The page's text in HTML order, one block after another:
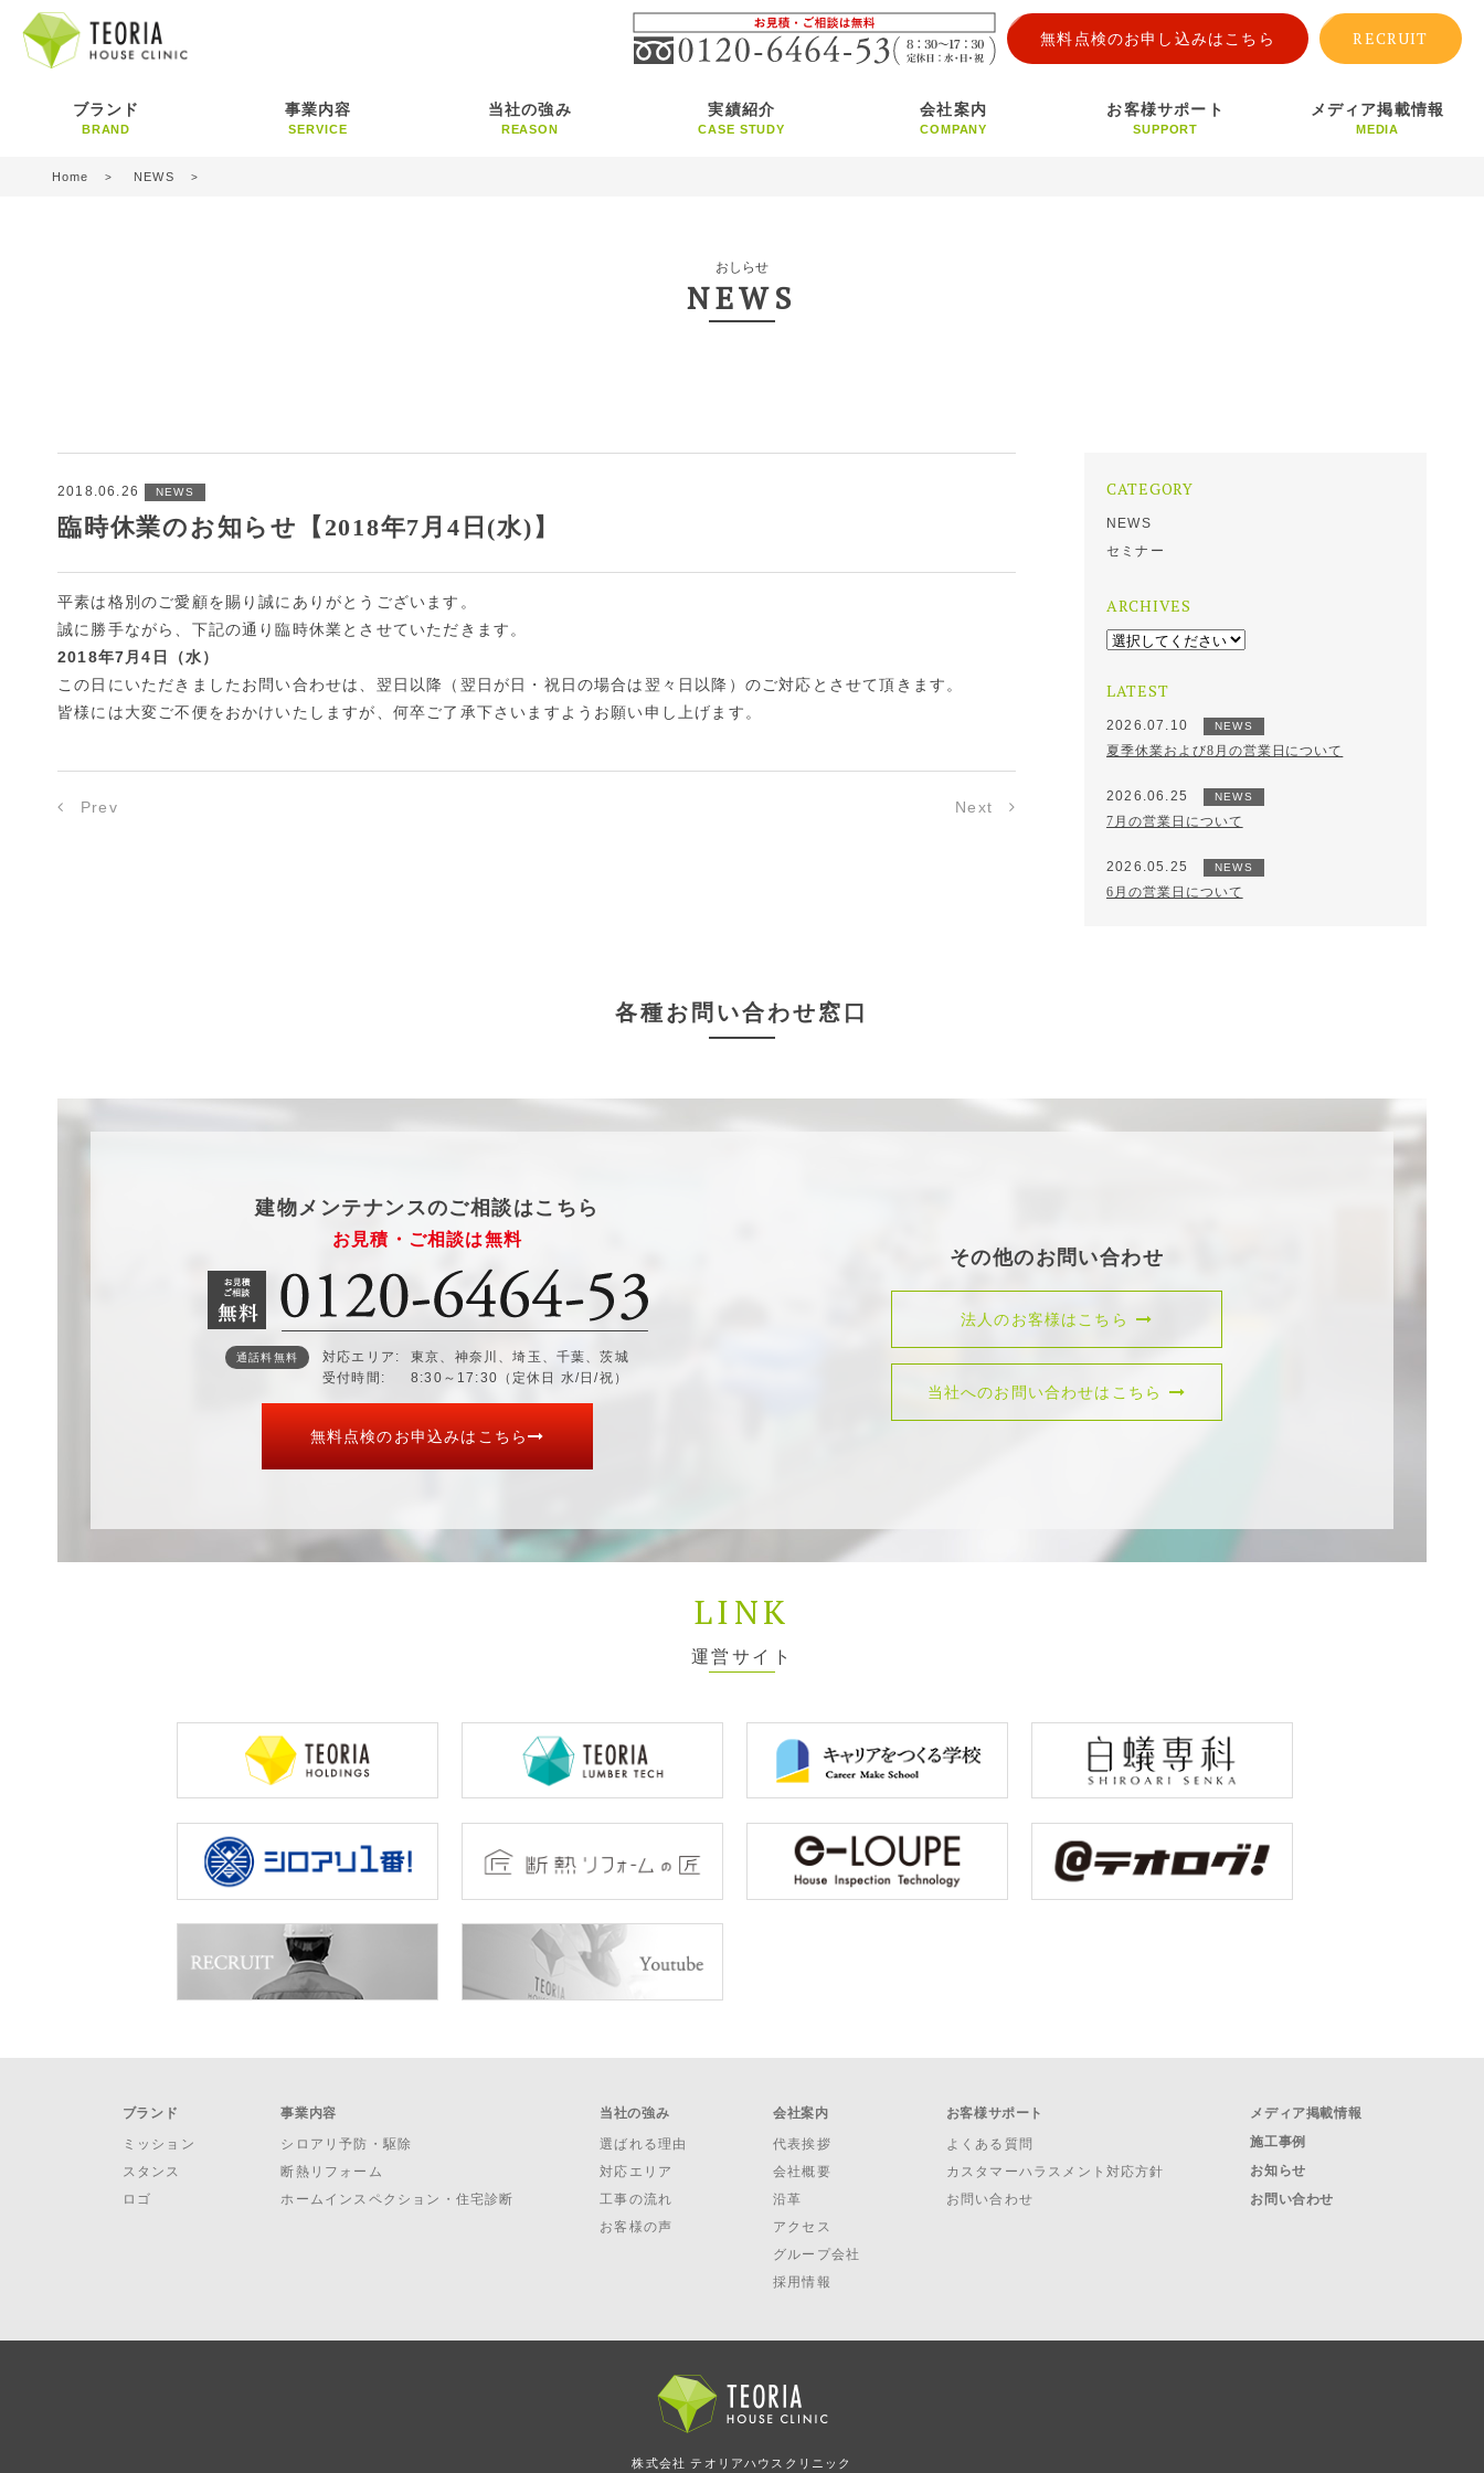
無料点検のお申し込みはこちら RECRUIT
ブランド
BRAND
事業内容
SERVICE
当社の強み
REASON
実績紹介
CASE STUDY
会社案内
COMPANY
お客様サポート
SUPPORT
メディア掲載情報
MEDIA
Home NEWS
おしらせ
NEWS
2018.06.26 NEWS
臨時休業のお知らせ【2018年7月4日(水)】
平素は格別のご愛顧を賜り誠にありがとうございます。
誠に勝手ながら、下記の通り臨時休業とさせていただきます。
2018年7月4日（水）
この日にいただきましたお問い合わせは、翌日以降（翌日が日・祝日の場合は翌々日以降）のご対応とさせて頂きます。
皆様には大変ご不便をおかけいたしますが、何卒ご了承下さいますようお願い申し上げます。
Prev Next
CATEGORY
NEWS
セミナー
ARCHIVES
LATEST
2026.07.10 NEWS
夏季休業および8月の営業日について
2026.06.25 NEWS
7月の営業日について
2026.05.25 NEWS
6月の営業日について
各種お問い合わせ窓口
建物メンテナンスのご相談はこちら
お見積・ご相談は無料
通話料無料 対応エリア
東京、神奈川、埼玉、千葉、茨城
受付時間
8:30～17:30（定休日 水/日/祝）
無料点検のお申込みはこちら
その他のお問い合わせ
法人のお客様はこちら
当社へのお問い合わせはこちら
LINK
運営サイト
ブランド
ミッション
スタンス
ロゴ
事業内容
シロアリ予防・駆除
断熱リフォーム
ホームインスペクション・住宅診断
当社の強み
選ばれる理由
対応エリア
工事の流れ
お客様の声
会社案内
代表挨拶
会社概要
沿革
アクセス
グループ会社
採用情報
お客様サポート
よくある質問
カスタマーハラスメント対応方針
お問い合わせ
メディア掲載情報
施工事例
お知らせ
お問い合わせ
株式会社 テオリアハウスクリニック